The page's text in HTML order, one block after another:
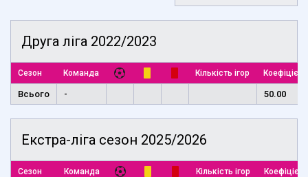
Друга ліга 2022/2023
Сезон Команда Кількість ігор
Всього - 50.00
Екстра-ліга сезон 2025/2026
Сезон Команда Кількість ігор